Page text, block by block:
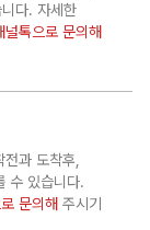
다. 자세한
톡으로 문의해
전과 도착후,
수 있습니다.
문의해 주시기